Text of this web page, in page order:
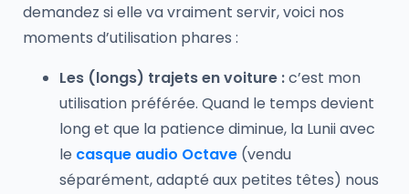
demandez si elle va vraiment servir, voici nos
moments d’utilisation phares :
Les (longs) trajets en voiture :c’est mon
utilisation préférée. Quand le temps devient
long et que la patience diminue, la Lunii avec
le casque audio Octave (vendu
séparément, adapté aux petites têtes) nous